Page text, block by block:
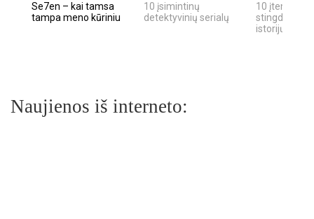
Se7en – kai tamsa
tampa meno kūriniu
10 įsimintinų
detektyvinių serialų
10 įtemptų,
stingdančių
istorijų
Naujienos iš interneto: